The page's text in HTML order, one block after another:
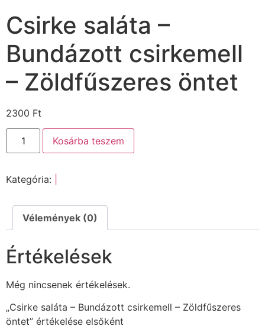
Csirke saláta –
Bundázott csirkemell
– Zöldfűszeres öntet
2300 Ft
Kosárba teszem
Kategória:
Vélemények (0)
Értékelések
Még nincsenek értékelések.
„Csirke saláta – Bundázott csirkemell – Zöldfűszeres
öntet” értékelése elsőként